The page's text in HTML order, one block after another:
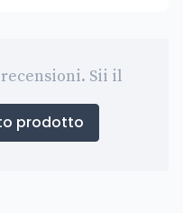
Sii il
prodotto